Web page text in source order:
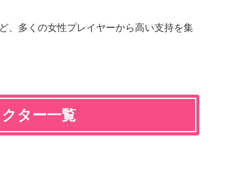
、多くの女性プレイヤーから高い支持を集
ター一覧